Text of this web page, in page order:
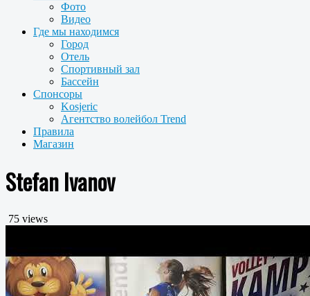
Фото
Видео
Где мы находимся
Город
Отель
Спортивный зал
Бассейн
Спонсоры
Kosjeric
Агентство волейбол Trend
Правила
Магазин
Stefan Ivanov
75 views